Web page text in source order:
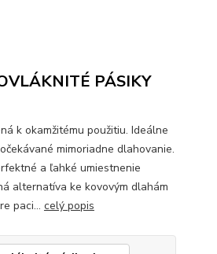
PÁSIKY
k okamžitému použitiu. Ideálne
mimoriadne dlahovanie.
a ľahké umiestnenie
alternatíva ke kovovým dlahám
paci... celý popis